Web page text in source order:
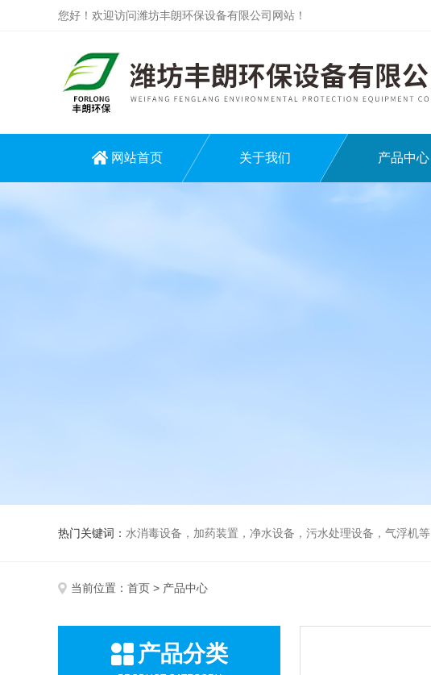
您好！欢迎访问潍坊丰朗环保设备有限公司网站！
网站首页 关于我们 产品中心
热门关键词： 水消毒设备，加药装置，净水设备，污水处理设备，气浮机等
当前位置： 首页 > 产品中心
产品分类